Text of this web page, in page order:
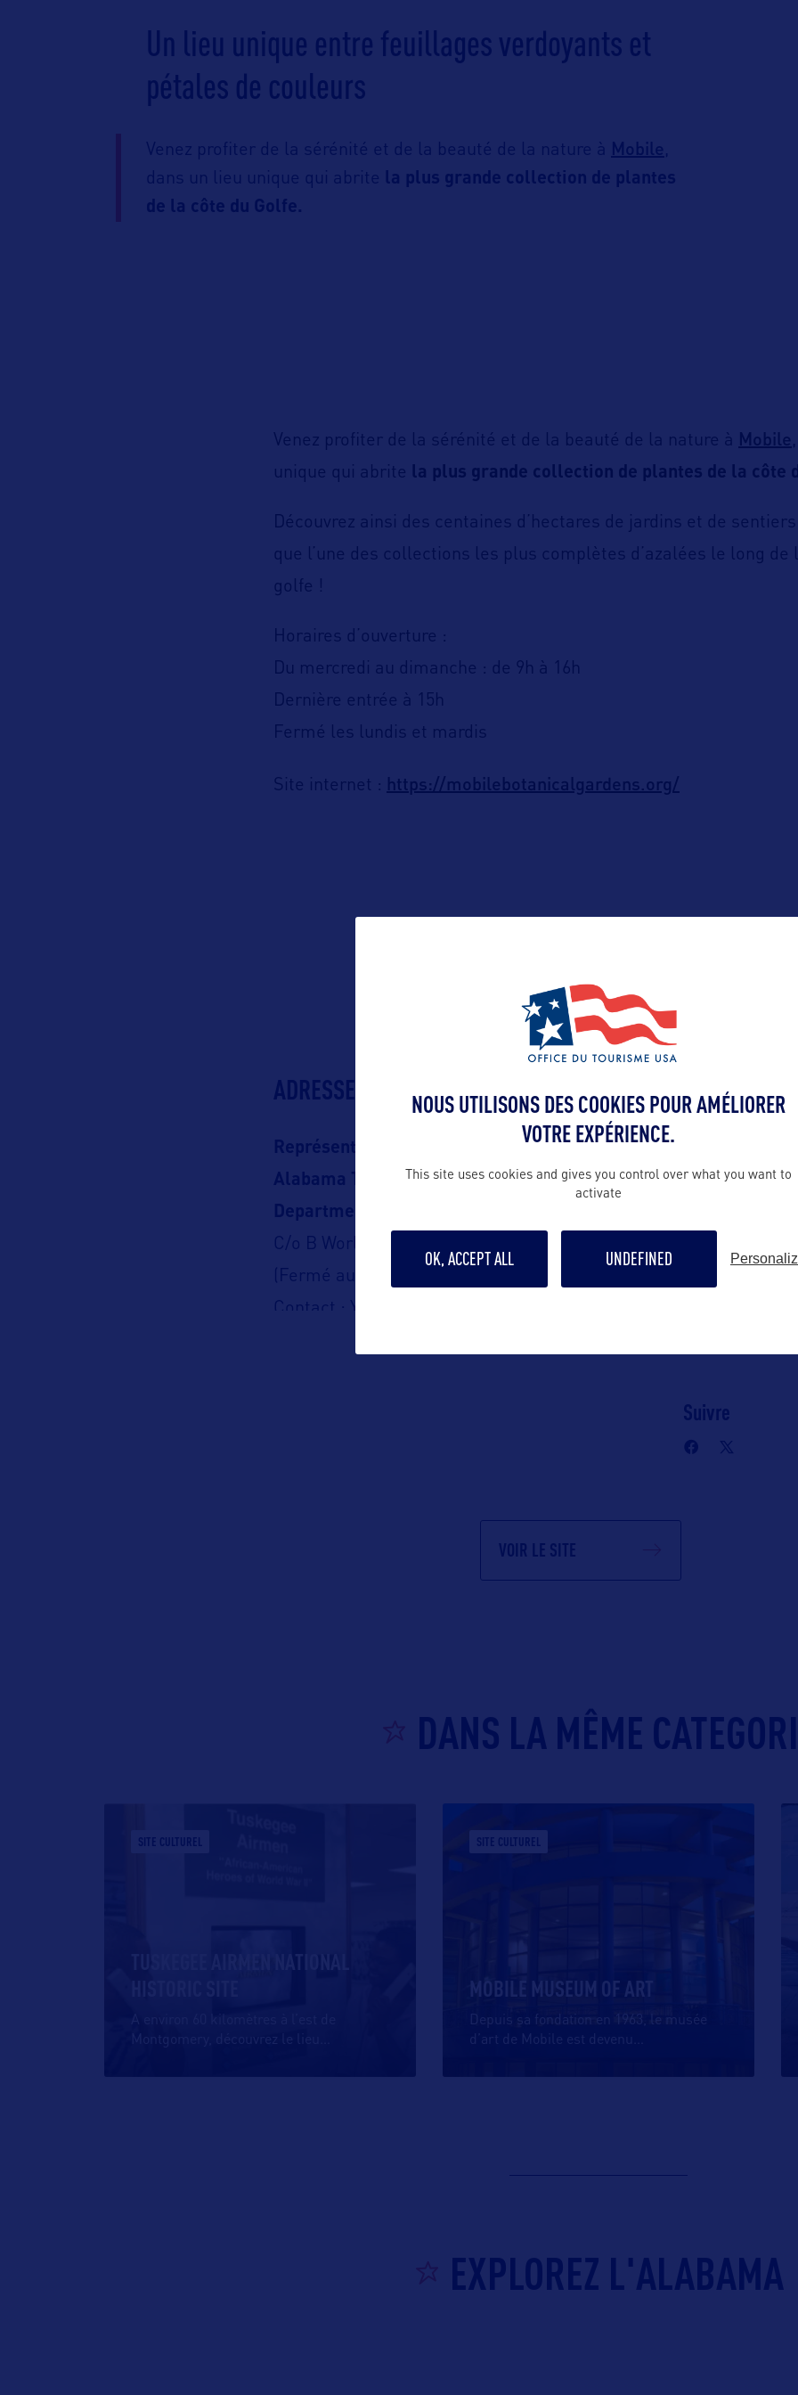
Un lieu unique entre feuillages verdoyants et
pétales de couleurs
Venez profiter de la sérénité et de la beauté de la nature à Mobile ,
dans un lieu unique qui abrite la plus grande collection de plantes
de la côte du Golfe.
Venez profiter de la sérénité et de la beauté de la nature à Mobile
unique qui abrite la plus grande collection de plantes de la côte
Découvrez ainsi des centaines d’hectares de jardins et de
que l’une des collections les plus complètes d’azalées le long de
golfe !
Horaires d’ouverture :
Du mercredi au dimanche : de 9h à 16h
Dernière entrée à 15h
Fermé les lundis et mardis
Site internet : https://mobilebotanicalgardens.org/
ALLEZ PLUS LOIN
ADRESSES
Représentation en France :
Alabama Tourism
Department
C/o B World Communication
(Fermé au public)
Contact : Yohann Robert
Contact presse
Contact pro
Suivre
VOIR LE SITE
DANS LA MÊME
SITE CULTUREL SITE CULTUREL
MOBILE MUSEUM OF ART
Depuis sa fondation en 1963, le musée
d’art de Mobile est devenu
EXPLOREZ L'ALABAMA
NOUS UTILISONS DES COOKIES POUR AMÉLIORER
VOTRE EXPÉRIENCE.
This site uses cookies and gives you control over what you want to
activate
OK, ACCEPT ALL UNDEFINED